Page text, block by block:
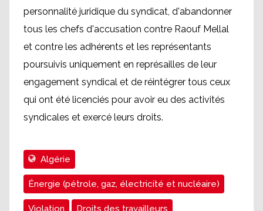
personnalité juridique du syndicat, d'abandonner
tous les chefs d'accusation contre Raouf Mellal
et contre les adhérents et les représentants
poursuivis uniquement en représailles de leur
engagement syndical et de réintégrer tous ceux
qui ont été licenciés pour avoir eu des activités
syndicales et exercé leurs droits.
Algérie
Énergie (pétrole, gaz, électricité et nucléaire)
Violation Droits des travailleurs